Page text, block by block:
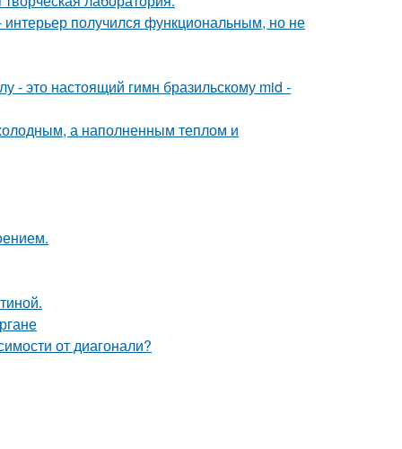
получился функциональным, но не
- это настоящий гимн бразильскому mid -
а наполненным теплом и
от диагонали?